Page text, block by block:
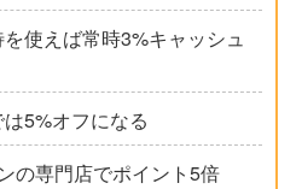
使えば常時3%キャッシュ
5%オフになる
の専門店でポイント5倍